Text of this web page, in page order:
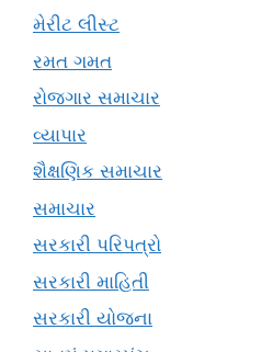
મેરીટ લીસ્ટ
રમત ગમત
રોજગાર સમાચાર
વ્યાપાર
શૈક્ષણિક સમાચાર
સમાચાર
સરકારી પરિપત્રો
સરકારી માહિતી
સરકારી યોજના